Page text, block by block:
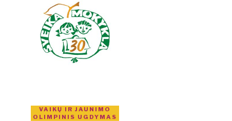
VAIKŲ IR JAUNIMO
OLIMPINIS UGDYMAS